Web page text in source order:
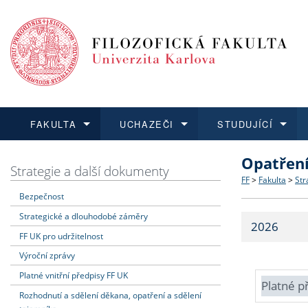
FAKULTA
Dozvědět se více
Struktura
Strategie
Fakultní
UCHAZEČI
Podat přihlášku
Co
Učitelské
STUDUJÍCÍ
Dozvědět se více
Dozvědět se více
O vědě a
Dozvědět se více
Aktuální
Strategie a další dokumenty
Bezpečnost
Strategické a dlouhodobé záměry
FF UK pro udržitelnost
Výroční zprávy
Platné vnitřní předpisy FF UK
Rozhodnutí a sdělení děkana, opatření a sdělení
FF > Fakulta >
2026
Platné